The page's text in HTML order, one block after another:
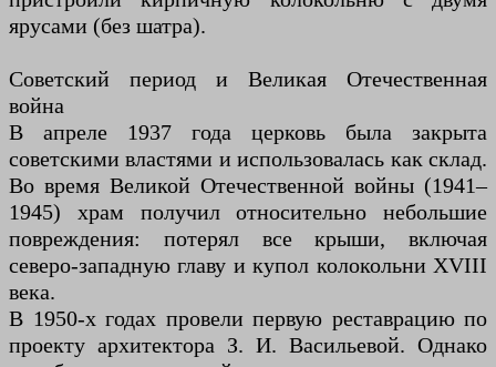
ярусами (без шатра).
Советский период и Великая Отечественная
война
В апреле 1937 года церковь была закрыта
советскими властями и использовалась как склад.
Во время Великой Отечественной войны (1941–
1945) храм получил относительно небольшие
повреждения: потерял все крыши, включая
северо-западную главу и купол колокольни XVIII
века.
В 1950-х годах провели первую реставрацию по
проекту архитектора З. И. Васильевой. Однако